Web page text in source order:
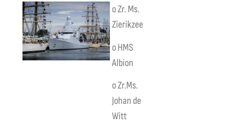
o Zr. Ms.
Zierikzee
o HMS
Albion
o Zr.Ms.
Johan de
Witt